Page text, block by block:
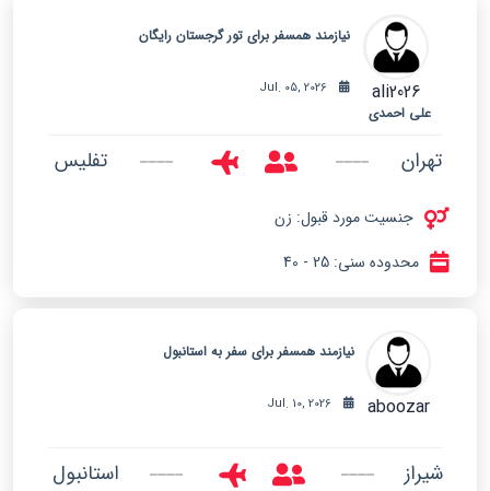
ali2026
علی احمدی
نیازمند همسفر برای تور گرجستان رایگان
تهران تفلیس
جنسیت مورد قبول: زن
محدوده سنی: 25 - 40
aboozar
نیازمند همسفر برای سفر به استانبول
شیراز استانبول